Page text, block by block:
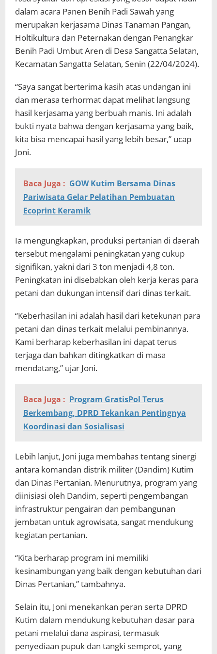
dalam acara Panen Benih Padi Sawah yang
merupakan kerjasama Dinas Tanaman Pangan,
Holtikultura dan Peternakan dengan Penangkar
Benih Padi Umbut Aren di Desa Sangatta Selatan,
Kecamatan Sangatta Selatan, Senin (22/04/2024).
“Saya sangat berterima kasih atas undangan ini
dan merasa terhormat dapat melihat langsung
hasil kerjasama yang berbuah manis. Ini adalah
bukti nyata bahwa dengan kerjasama yang baik,
kita bisa mencapai hasil yang lebih besar,” ucap
Joni.
Baca Juga : GOW Kutim Bersama Dinas
Pariwisata Gelar Pelatihan Pembuatan
Ecoprint Keramik
Ia mengungkapkan, produksi pertanian di daerah
tersebut mengalami peningkatan yang cukup
signifikan, yakni dari 3 ton menjadi 4,8 ton.
Peningkatan ini disebabkan oleh kerja keras para
petani dan dukungan intensif dari dinas terkait.
“Keberhasilan ini adalah hasil dari ketekunan para
petani dan dinas terkait melalui pembinannya.
Kami berharap keberhasilan ini dapat terus
terjaga dan bahkan ditingkatkan di masa
mendatang,” ujar Joni.
Baca Juga : Program GratisPol Terus
Berkembang, DPRD Tekankan Pentingnya
Koordinasi dan Sosialisasi
Lebih lanjut, Joni juga membahas tentang sinergi
antara komandan distrik militer (Dandim) Kutim
dan Dinas Pertanian. Menurutnya, program yang
diinisiasi oleh Dandim, seperti pengembangan
infrastruktur pengairan dan pembangunan
jembatan untuk agrowisata, sangat mendukung
kegiatan pertanian.
“Kita berharap program ini memiliki
kesinambungan yang baik dengan kebutuhan dari
Dinas Pertanian,” tambahnya.
Selain itu, Joni menekankan peran serta DPRD
Kutim dalam mendukung kebutuhan dasar para
petani melalui dana aspirasi, termasuk
penyediaan pupuk dan tangki semprot, yang